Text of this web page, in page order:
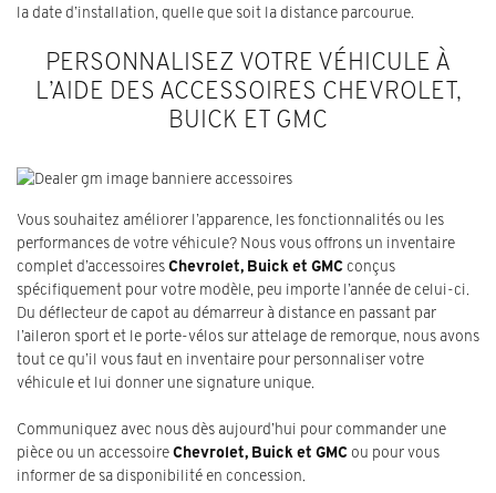
la date d’installation, quelle que soit la distance parcourue.
PERSONNALISEZ VOTRE VÉHICULE À
L’AIDE DES ACCESSOIRES CHEVROLET,
BUICK ET GMC
Vous souhaitez améliorer l’apparence, les fonctionnalités ou les
performances de votre véhicule? Nous vous offrons un inventaire
complet d’accessoiresChevrolet, Buick et GMC conçus
spécifiquement pour votre modèle, peu importe l’année de celui-ci.
Du déflecteur de capot au démarreur à distance en passant par
l’aileron sport et le porte-vélos sur attelage de remorque, nous avons
tout ce qu’il vous faut en inventaire pour personnaliser votre
véhicule et lui donner une signature unique.
Communiquez avec nous dès aujourd’hui pour commander une
pièce ou un accessoireChevrolet, Buick et GMC ou pour vous
informer de sa disponibilité en concession.